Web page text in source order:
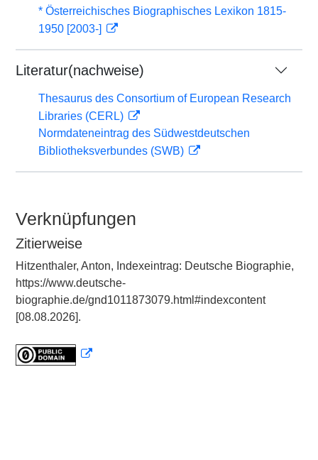
* Österreichisches Biographisches Lexikon 1815-
1950 [2003-]
Literatur(nachweise)
Thesaurus des Consortium of European Research
Libraries (CERL)
Normdateneintrag des Südwestdeutschen
Bibliotheksverbundes (SWB)
Verknüpfungen
Zitierweise
Hitzenthaler, Anton, Indexeintrag: Deutsche Biographie,
https://www.deutsche-
biographie.de/gnd1011873079.html#indexcontent
[08.08.2026].